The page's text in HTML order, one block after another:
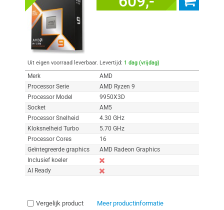
Uit eigen voorraad leverbaar. Levertijd: 1 dag (vrijdag)
Merk
AMD
Processor Serie
AMD Ryzen 9
Processor Model
9950X3D
Socket
AM5
Processor Snelheid
4.30 GHz
Kloksnelheid Turbo
5.70 GHz
Processor Cores
16
Geïntegreerde graphics
AMD Radeon Graphics
Inclusief koeler
AI Ready
Vergelijk product Meer productinformatie